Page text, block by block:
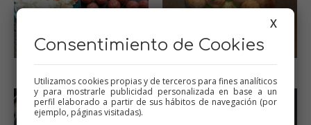
Preparar los ingredientes Sellar la carne
X
Consentimiento de Cookies
Utilizamos cookies propias y de terceros para fines analíticos
y para mostrarle publicidad personalizada en base a un
perfil elaborado a partir de sus hábitos de navegación (por
ejemplo, páginas visitadas).